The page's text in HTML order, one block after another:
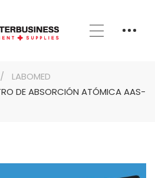
LABOMED
DE ABSORCIÓN ATÓMICA AAS-